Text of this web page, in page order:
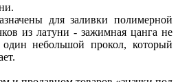
для заливки полимерной
из латуни - зажимная цанга не
один небольшой прокол, который